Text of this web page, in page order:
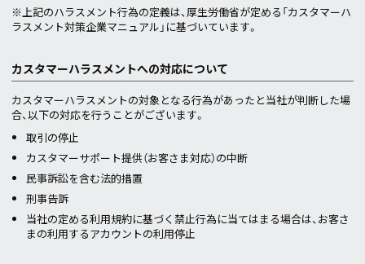
※上記のハラスメント行為の定義は、厚生労働省が定める「カスタマーハ
ラスメント対策企業マニュアル」に基づいています。
カスタマーハラスメントへの対応について
カスタマーハラスメントの対象となる行為があったと当社が判断した場
合、以下の対応を行うことがございます。
取引の停止
カスタマーサポート提供（お客さま対応）の中断
民事訴訟を含む法的措置
刑事告訴
当社の定める利用規約に基づく禁止行為に当てはまる場合は、お客さ
まの利用するアカウントの利用停止